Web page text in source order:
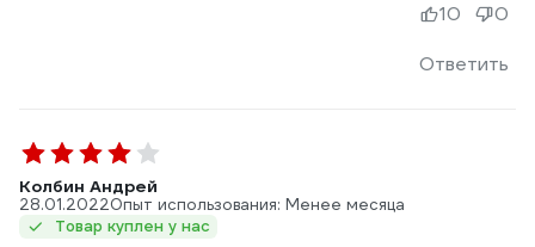
Ответить
10 0
Колбин Андрей
28.01.2022Опыт использования: Менее месяца
Товар куплен у нас